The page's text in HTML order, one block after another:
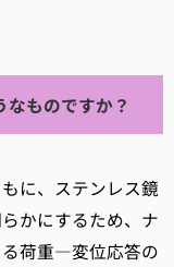
ものですか？
に、ステンレス鏡
かにするため、ナ
荷重―変位応答の